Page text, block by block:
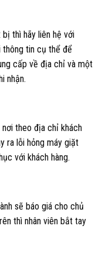
bị thì hãy liên hệ với
thông tin cụ thể để
cấp về địa chỉ và một
nhận.
theo địa chỉ khách
ra lỗi hỏng máy giặt
với khách hàng.
sẽ báo giá cho chủ
thì nhân viên bắt tay